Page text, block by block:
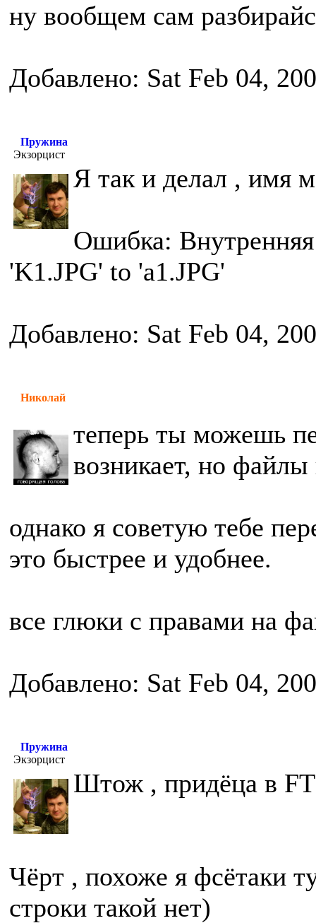
ну вообщем сам
Добавлено: Sat Feb 04,
Пружина
Экзорцист
Я так и делал , имя
Ошибка:
'K1.JPG' to 'a1.JPG'
Добавлено: Sat Feb 04,
Николай
теперь ты можешь
возникает, но
однако я советую тебе
это быстрее и удобнее.
все глюки с правами на
Добавлено: Sat Feb 04,
Пружина
Экзорцист
Штож , придёца в
Чёрт , похоже я фсётаки
строки такой нет)